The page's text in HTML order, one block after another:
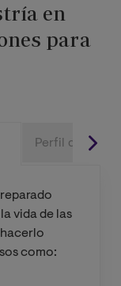
en
para
Perfil de
vida de las
hacerlo
como: